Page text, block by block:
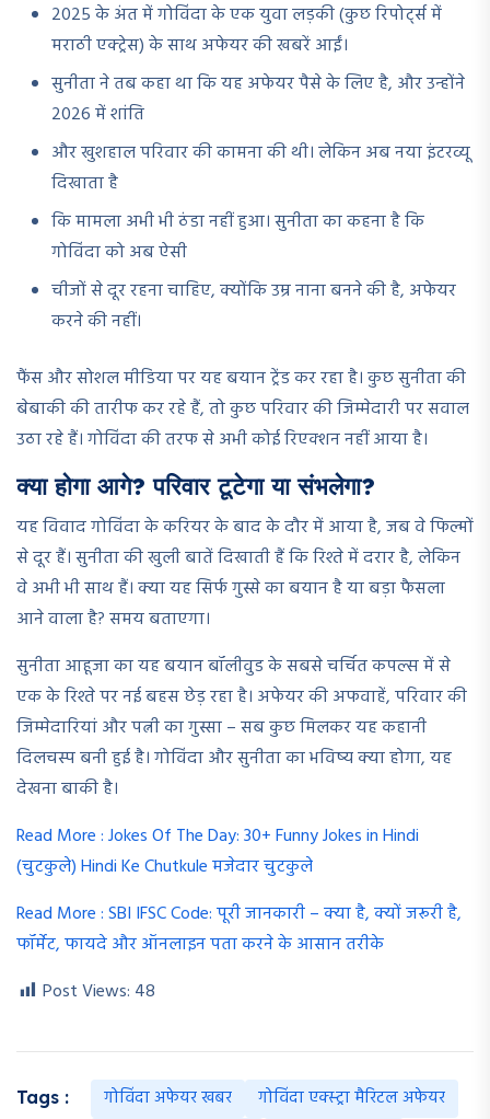
2025 के अंत में गोविंदा के एक युवा लड़की (कुछ रिपोर्ट्स में
मराठी एक्ट्रेस) के साथ अफेयर की खबरें आईं।
सुनीता ने तब कहा था कि यह अफेयर पैसे के लिए है, और उन्होंने
2026 में शांति
और खुशहाल परिवार की कामना की थी। लेकिन अब नया इंटरव्यू
दिखाता है
कि मामला अभी भी ठंडा नहीं हुआ। सुनीता का कहना है कि
गोविंदा को अब ऐसी
चीजों से दूर रहना चाहिए, क्योंकि उम्र नाना बनने की है, अफेयर
करने की नहीं।
फैंस और सोशल मीडिया पर यह बयान ट्रेंड कर रहा है। कुछ सुनीता की
बेबाकी की तारीफ कर रहे हैं, तो कुछ परिवार की जिम्मेदारी पर सवाल
उठा रहे हैं। गोविंदा की तरफ से अभी कोई रिएक्शन नहीं आया है।
क्या होगा आगे? परिवार टूटेगा या संभलेगा?
यह विवाद गोविंदा के करियर के बाद के दौर में आया है, जब वे फिल्मों
से दूर हैं। सुनीता की खुली बातें दिखाती हैं कि रिश्ते में दरार है, लेकिन
वे अभी भी साथ हैं। क्या यह सिर्फ गुस्से का बयान है या बड़ा फैसला
आने वाला है? समय बताएगा।
सुनीता आहूजा का यह बयान बॉलीवुड के सबसे चर्चित कपल्स में से
एक के रिश्ते पर नई बहस छेड़ रहा है। अफेयर की अफवाहें, परिवार की
जिम्मेदारियां और पत्नी का गुस्सा – सब कुछ मिलकर यह कहानी
दिलचस्प बनी हुई है। गोविंदा और सुनीता का भविष्य क्या होगा, यह
देखना बाकी है।
Read More : Jokes Of The Day: 30+ Funny Jokes in Hindi
(चुटकुले) Hindi Ke Chutkule मजेदार चुटकुले
Read More : SBI IFSC Code: पूरी जानकारी – क्या है, क्यों जरूरी है,
फॉर्मेट, फायदे और ऑनलाइन पता करने के आसान तरीके
Post Views: 48
Tags : गोविंदा अफेयर खबर
गोविंदा एक्स्ट्रा मैरिटल अफेयर